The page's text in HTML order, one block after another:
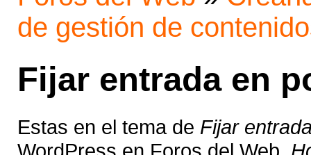
de gestión de
Fijar entrada en
Estas en el tema de Fijar